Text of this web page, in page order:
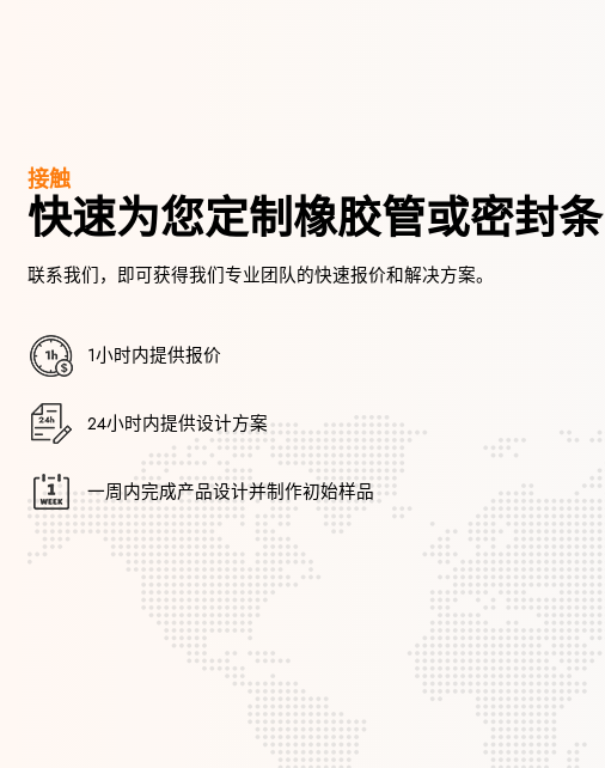
接触
快速为您定制橡胶管或密封条
联系我们，即可获得我们专业团队的快速报价和解决方案。
1小时内提供报价
24小时内提供设计方案
一周内完成产品设计并制作初始样品